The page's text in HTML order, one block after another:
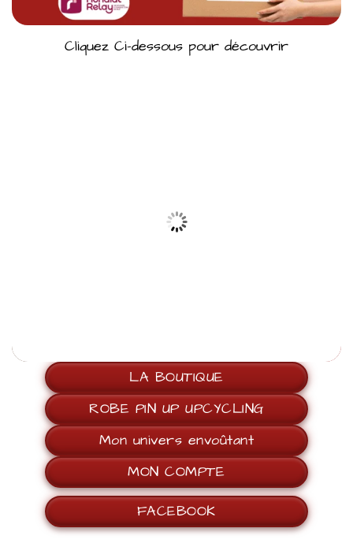
Cliquez Ci-dessous pour découvrir
LA BOUTIQUE
ROBE PIN UP UPCYCLING
Mon univers envoûtant
MON COMPTE
FACEBOOK